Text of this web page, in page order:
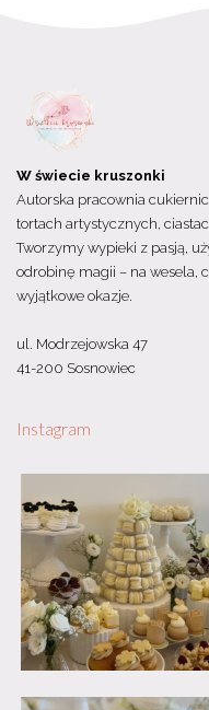
W świecie kruszonki
Autorska pracownia
tortach artystycznych,
Tworzymy wypieki z pasją,
odrobinę magii – na wesela,
wyjątkowe okazje.
ul. Modrzejowska 47
41-200 Sosnowiec
Instagram